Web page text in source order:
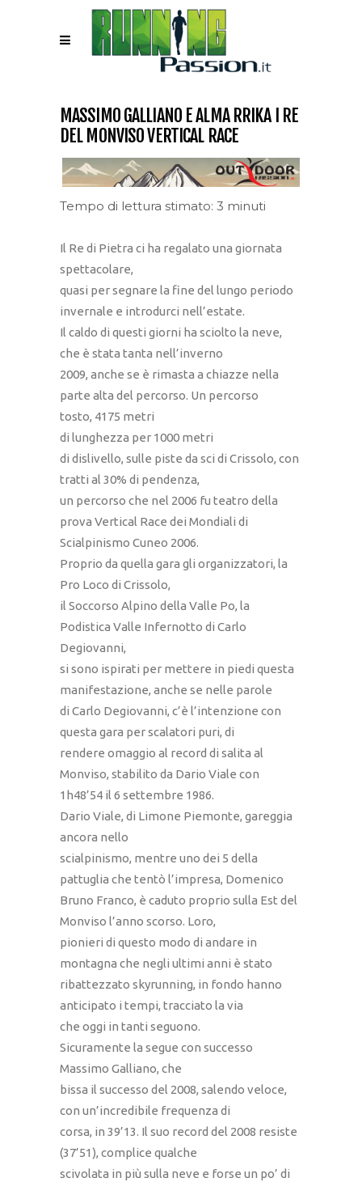
MASSIMO GALLIANO E ALMA RRIKA I RE
DEL MONVISO VERTICAL RACE
Tempo di lettura stimato: 3 minuti
Il Re di Pietra ci ha regalato una giornata
spettacolare,
quasi per segnare la fine del lungo periodo
invernale e introdurci nell’estate.
Il caldo di questi giorni ha sciolto la neve,
che è stata tanta nell’inverno
2009, anche se è rimasta a chiazze nella
parte alta del percorso. Un percorso
tosto, 4175 metri
di lunghezza per 1000 metri
di dislivello, sulle piste da sci di Crissolo, con
tratti al 30% di pendenza,
un percorso che nel 2006 fu teatro della
prova Vertical Race dei Mondiali di
Scialpinismo Cuneo 2006.
Proprio da quella gara gli organizzatori, la
Pro Loco di Crissolo,
il Soccorso Alpino della Valle Po, la
Podistica Valle Infernotto di Carlo
Degiovanni,
si sono ispirati per mettere in piedi questa
manifestazione, anche se nelle parole
di Carlo Degiovanni, c’è l’intenzione con
questa gara per scalatori puri, di
rendere omaggio al record di salita al
Monviso, stabilito da Dario Viale con
1h48’54 il 6 settembre 1986.
Dario Viale, di Limone Piemonte, gareggia
ancora nello
scialpinismo, mentre uno dei 5 della
pattuglia che tentò l’impresa, Domenico
Bruno Franco, è caduto proprio sulla Est del
Monviso l’anno scorso. Loro,
pionieri di questo modo di andare in
montagna che negli ultimi anni è stato
ribattezzato skyrunning, in fondo hanno
anticipato i tempi, tracciato la via
che oggi in tanti seguono.
Sicuramente la segue con successo
Massimo Galliano, che
bissa il successo del 2008, salendo veloce,
con un’incredibile frequenza di
corsa, in 39’13. Il suo record del 2008 resiste
(37’51), complice qualche
scivolata in più sulla neve e forse un po’ di